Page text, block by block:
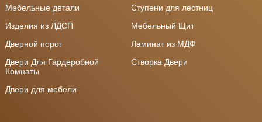
Мебельные детали
Ступени для лестниц
Изделия из ЛДСП
Мебельный Щит
Дверной порог
Ламинат из МДФ
Двери Для Гардеробной
Комнаты
Створка Двери
Двери для мебели